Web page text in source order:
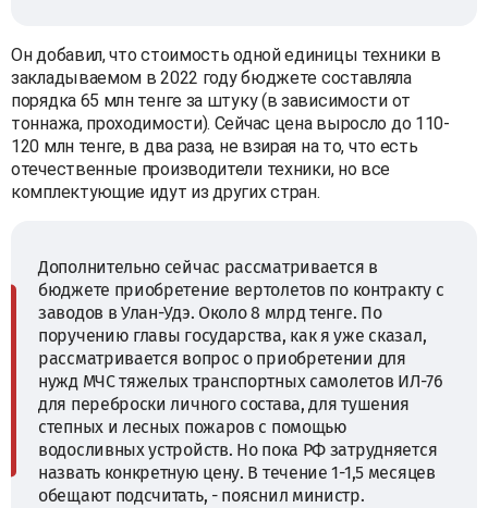
Он добавил, что стоимость одной единицы техники в
закладываемом в 2022 году бюджете составляла
порядка 65 млн тенге за штуку (в зависимости от
тоннажа, проходимости). Сейчас цена выросло до 110-
120 млн тенге, в два раза, не взирая на то, что есть
отечественные производители техники, но все
комплектующие идут из других стран.
Дополнительно сейчас рассматривается в
бюджете приобретение вертолетов по контракту с
заводов в Улан-Удэ. Около 8 млрд тенге. По
поручению главы государства, как я уже сказал,
рассматривается вопрос о приобретении для
нужд МЧС тяжелых транспортных самолетов ИЛ-76
для переброски личного состава, для тушения
степных и лесных пожаров с помощью
водосливных устройств. Но пока РФ затрудняется
назвать конкретную цену. В течение 1-1,5 месяцев
обещают подсчитать, - пояснил министр.